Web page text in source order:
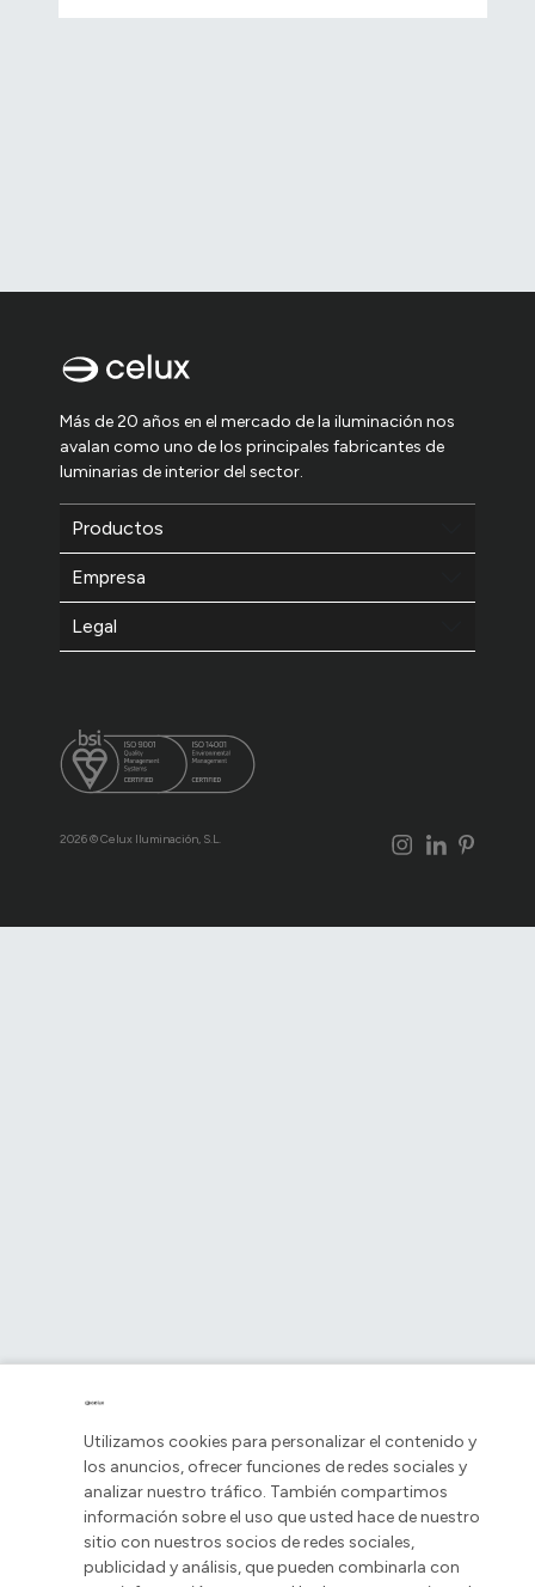
Más de 20 años en el mercado de la iluminación nos
avalan como uno de los principales fabricantes de
luminarias de interior del sector.
Productos
Empresa
Legal
2026 © Celux Iluminación, S.L.
Utilizamos cookies para personalizar el contenido y
los anuncios, ofrecer funciones de redes sociales y
analizar nuestro tráfico. También compartimos
información sobre el uso que usted hace de nuestro
sitio con nuestros socios de redes sociales,
publicidad y análisis, que pueden combinarla con